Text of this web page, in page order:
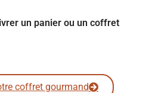
un panier ou un coffret
coffret gourmand